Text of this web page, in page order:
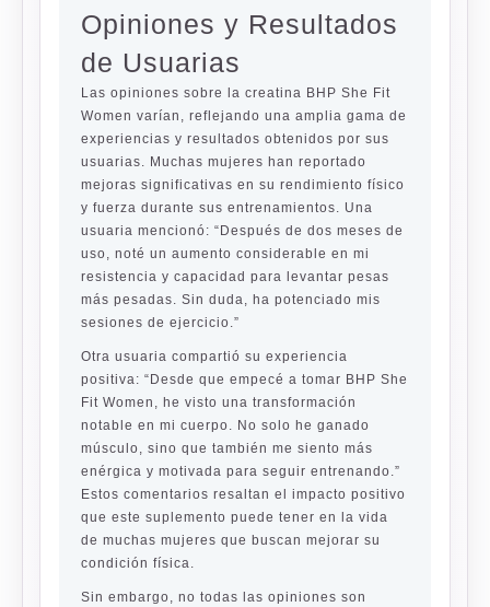
Opiniones y Resultados
de Usuarias
Las opiniones sobre la creatina BHP She Fit
Women varían, reflejando una amplia gama de
experiencias y resultados obtenidos por sus
usuarias. Muchas mujeres han reportado
mejoras significativas en su rendimiento físico
y fuerza durante sus entrenamientos. Una
usuaria mencionó: “Después de dos meses de
uso, noté un aumento considerable en mi
resistencia y capacidad para levantar pesas
más pesadas. Sin duda, ha potenciado mis
sesiones de ejercicio.”
Otra usuaria compartió su experiencia
positiva: “Desde que empecé a tomar BHP She
Fit Women, he visto una transformación
notable en mi cuerpo. No solo he ganado
músculo, sino que también me siento más
enérgica y motivada para seguir entrenando.”
Estos comentarios resaltan el impacto positivo
que este suplemento puede tener en la vida
de muchas mujeres que buscan mejorar su
condición física.
Sin embargo, no todas las opiniones son